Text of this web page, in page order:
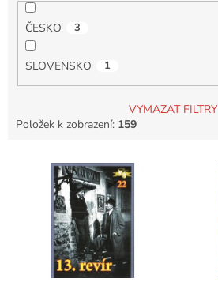
ČESKO 3
SLOVENSKO 1
VYMAZAT FILTRY
Položek k zobrazení: 159